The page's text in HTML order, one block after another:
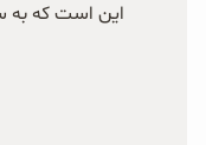
این است که به